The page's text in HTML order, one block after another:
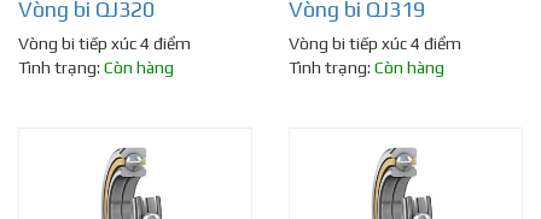
Vòng bi QJ320
Vòng bi tiếp xúc 4 điểm
Tình trạng: Còn hàng
Vòng bi QJ319
Vòng bi tiếp xúc 4 điểm
Tình trạng: Còn hàng